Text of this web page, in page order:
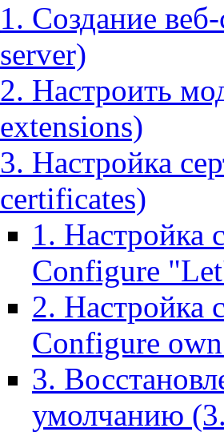
1. Создание
server)
2. Настроить
extensions)
3. Настройка
certificates)
1. Настройка
Configure
2. Настройка
Configure
3.
умолчанию